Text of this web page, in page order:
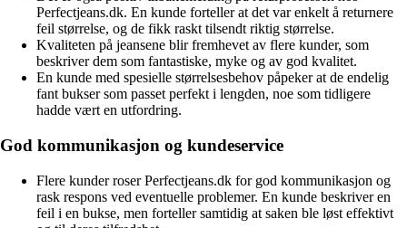
Perfectjeans.dk. En kunde forteller at det var enkelt å returnere
feil størrelse, og de fikk raskt tilsendt riktig størrelse.
Kvaliteten på jeansene blir fremhevet av flere kunder, som
beskriver dem som fantastiske, myke og av god kvalitet.
En kunde med spesielle størrelsesbehov påpeker at de endelig
fant bukser som passet perfekt i lengden, noe som tidligere
hadde vært en utfordring.
God kommunikasjon og kundeservice
Flere kunder roser Perfectjeans.dk for god kommunikasjon og
rask respons ved eventuelle problemer. En kunde beskriver en
feil i en bukse, men forteller samtidig at saken ble løst effektivt